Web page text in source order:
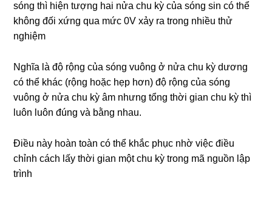
sóng thì hiện tượng hai nửa chu kỳ của sóng sin có thể
không đối xứng qua mức 0V xảy ra trong nhiều thử
nghiệm
Nghĩa là độ rộng của sóng vuông ở nửa chu kỳ dương
có thể khác (rộng hoặc hẹp hơn) độ rộng của sóng
vuông ở nửa chu kỳ âm nhưng tổng thời gian chu kỳ thì
luôn luôn đúng và bằng nhau.
Điều này hoàn toàn có thể khắc phục nhờ việc điều
chỉnh cách lấy thời gian một chu kỳ trong mã nguồn lập
trình